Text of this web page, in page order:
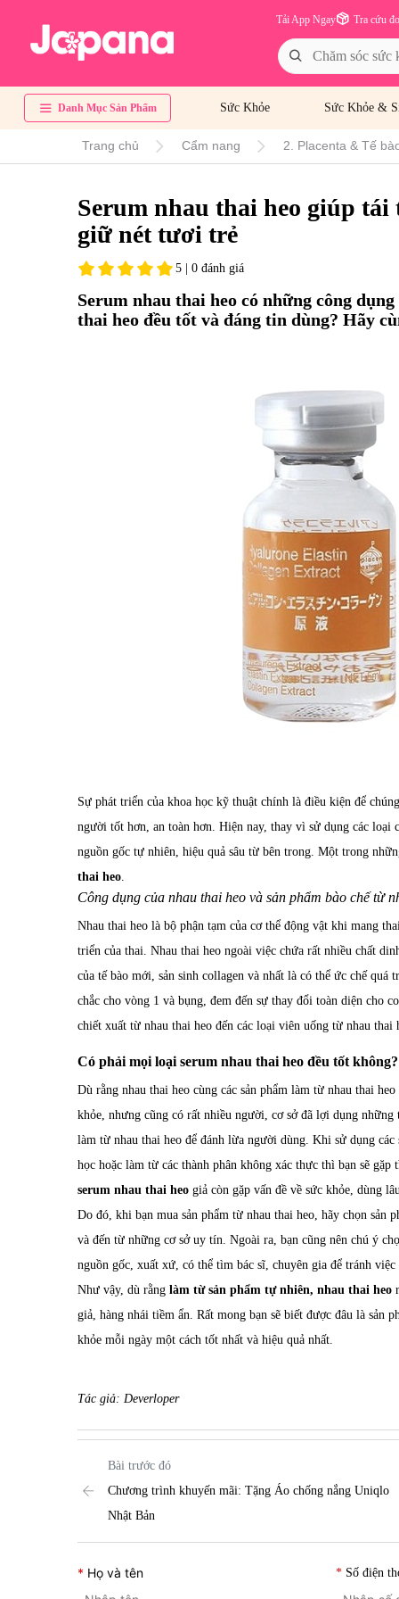
Tra cứu
Tải App Ngay
Danh Mục Sản Phẩm Sức Khỏe Sức Khỏe &
Trang chủ Cẩm nang 2. Placenta & Tế
Serum nhau thai heo giúp tái
giữ nét tươi trẻ
5 | 0 đánh giá
Serum nhau thai heo có những công
thai heo đều tốt và đáng tin dùng? Hãy
Sự phát triển của khoa học kỹ thuật chính là điều kiện để
người tốt hơn, an toàn hơn. Hiện nay, thay vì sử dụng các loại
nguồn gốc tự nhiên, hiệu quả sâu từ bên trong. Một trong
thai heo
Công dụng của nhau thai heo và sản phẩm bào chế từ
Nhau thai heo là bộ phận tạm của cơ thể động vật khi mang
triển của thai. Nhau thai heo ngoài việc chứa rất nhiều chất
của tế bào mới, sản sinh collagen và nhất là có thể ức chế quá
chắc cho vòng 1 và bụng, đem đến sự thay đổi toàn diện cho
chiết xuất từ nhau thai heo đến các loại viên uống từ nhau thai
Có phải mọi loại serum nhau thai heo đều tốt không?
Dù rằng nhau thai heo cùng các sản phẩm làm từ nhau thai
khỏe, nhưng cũng có rất nhiều người, cơ sở đã lợi dụng
làm từ nhau thai heo để đánh lừa người dùng. Khi sử dụng
học hoặc làm từ các thành phân không xác thực thì bạn sẽ
serum nhau thai heo giả còn gặp vấn đề về sức khỏe, dùng
Do đó, khi bạn mua sản phẩm từ nhau thai heo, hãy chọn sản
và đến từ những cơ sở uy tín. Ngoài ra, bạn cũng nên chú ý
nguồn gốc, xuất xứ, có thể tìm bác sĩ, chuyên gia để tránh
Như vậy, dù rằng làm từ sản phẩm tự nhiên, nhau thai heo
giả, hàng nhái tiềm ẩn. Rất mong bạn sẽ biết được đâu là sản
khỏe mỗi ngày một cách tốt nhất và hiệu quả nhất.
Tác giả: Deverloper
Bài trước đó
Chương trình khuyến mãi: Tặng Áo chống nắng Uniqlo
Nhật Bản
Họ và tên Số điện